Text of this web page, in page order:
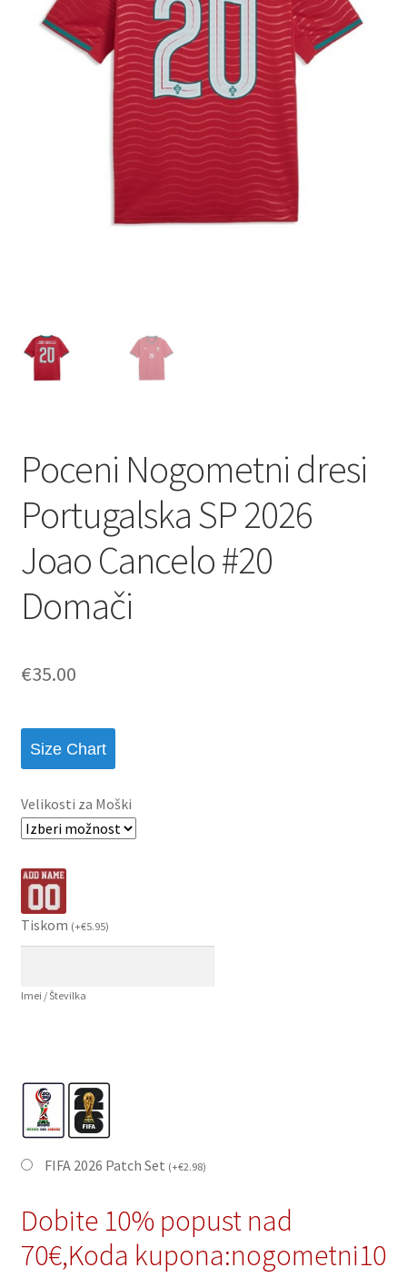
Poceni Nogometni dresi
Portugalska SP 2026
Joao Cancelo #20
Domači
€35.00
Size Chart
Velikosti za Moški
Tiskom (+€5.95)
Imei / Številka
FIFA 2026 Patch Set (+€2.98)
Dobite 10% popust nad
70€,Koda kupona:nogometni10